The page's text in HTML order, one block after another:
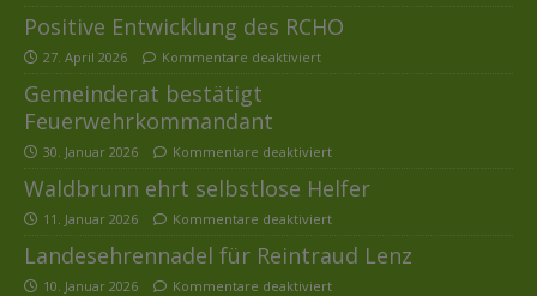
Positive Entwicklung des RCHO
27. April 2026 Kommentare deaktiviert
Gemeinderat bestätigt
Feuerwehrkommandant
30. Januar 2026 Kommentare deaktiviert
Waldbrunn ehrt selbstlose Helfer
11. Januar 2026 Kommentare deaktiviert
Landesehrennadel für Reintraud Lenz
10. Januar 2026 Kommentare deaktiviert